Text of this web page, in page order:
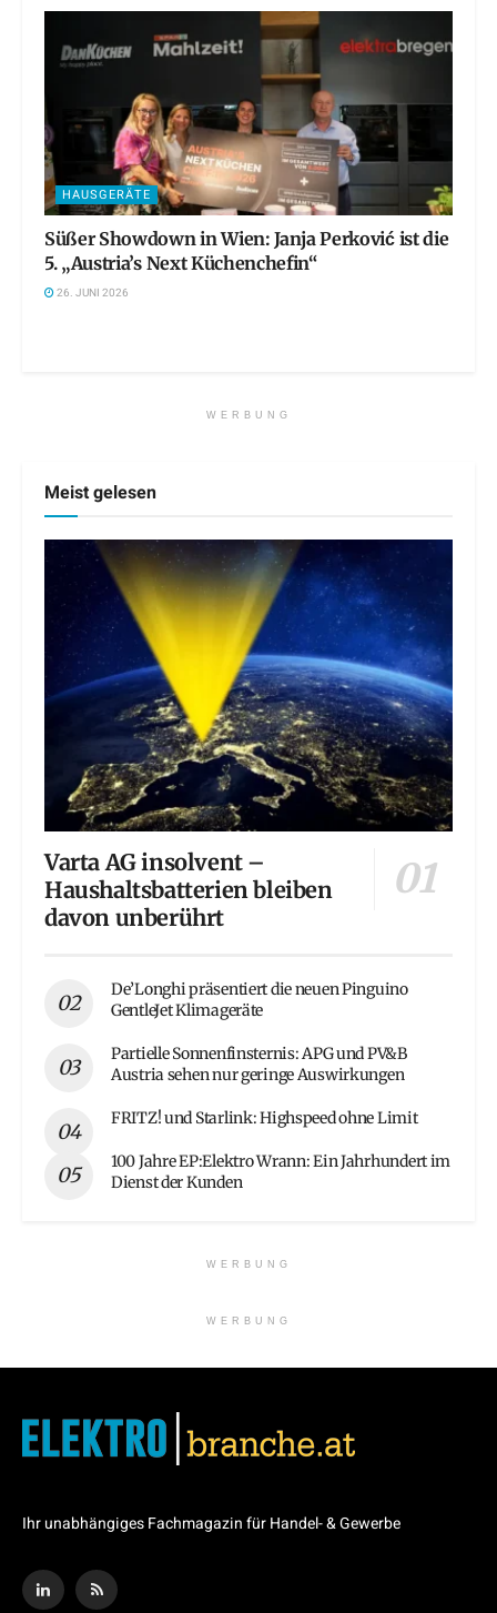
HAUSGERÄTE
Süßer Showdown in Wien: Janja Perković ist die
5. „Austria’s Next Küchenchefin“
26. JUNI 2026
WERBUNG
Meist gelesen
Varta AG insolvent –
Haushaltsbatterien bleiben
davon unberührt
De’Longhi präsentiert die neuen Pinguino
GentleJet Klimageräte
Partielle Sonnenfinsternis: APG und PV&B
Austria sehen nur geringe Auswirkungen
FRITZ! und Starlink: Highspeed ohne Limit
100 Jahre EP:Elektro Wrann: Ein Jahrhundert im
Dienst der Kunden
WERBUNG
WERBUNG
Ihr unabhängiges Fachmagazin für Handel- & Gewerbe